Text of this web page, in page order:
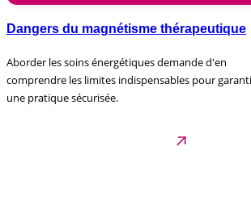
Dangers du magnétisme thérapeutique
Aborder les soins énergétiques demande d'en
comprendre les limites indispensables pour
une pratique sécurisée.